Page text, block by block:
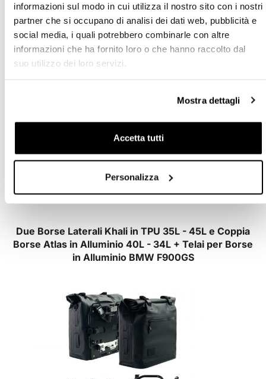
informazioni sul modo in cui utilizza il nostro sito con i nostri
partner che si occupano di analisi dei dati web, pubblicità e
social media, i quali potrebbero combinarle con altre
informazioni che ha fornito loro o che hanno raccolto dal
suo utilizzo dei loro servizi.
Mostra dettagli
Accetta tutti
Personalizza
Due Borse Laterali Khali in TPU 35L - 45L e Coppia
Borse Atlas in Alluminio 40L - 34L + Telai per Borse
in Alluminio BMW F900GS